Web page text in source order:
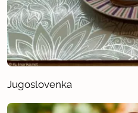
Jugoslovenka